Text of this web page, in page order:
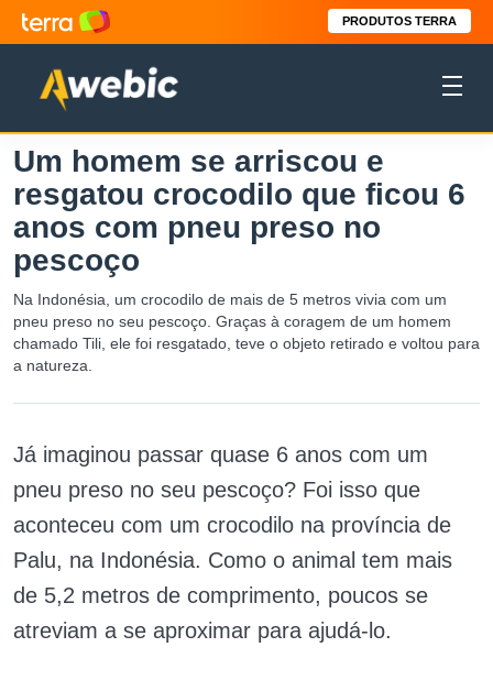
PRODUTOS TERRA
Um homem se arriscou e
resgatou crocodilo que ficou 6
anos com pneu preso no
pescoço
Na Indonésia, um crocodilo de mais de 5 metros vivia com um
pneu preso no seu pescoço. Graças à coragem de um homem
chamado Tili, ele foi resgatado, teve o objeto retirado e voltou para
a natureza.
Já imaginou passar quase 6 anos com um
pneu preso no seu pescoço? Foi isso que
aconteceu com um crocodilo na província de
Palu, na Indonésia. Como o animal tem mais
de 5,2 metros de comprimento, poucos se
atreviam a se aproximar para ajudá-lo.